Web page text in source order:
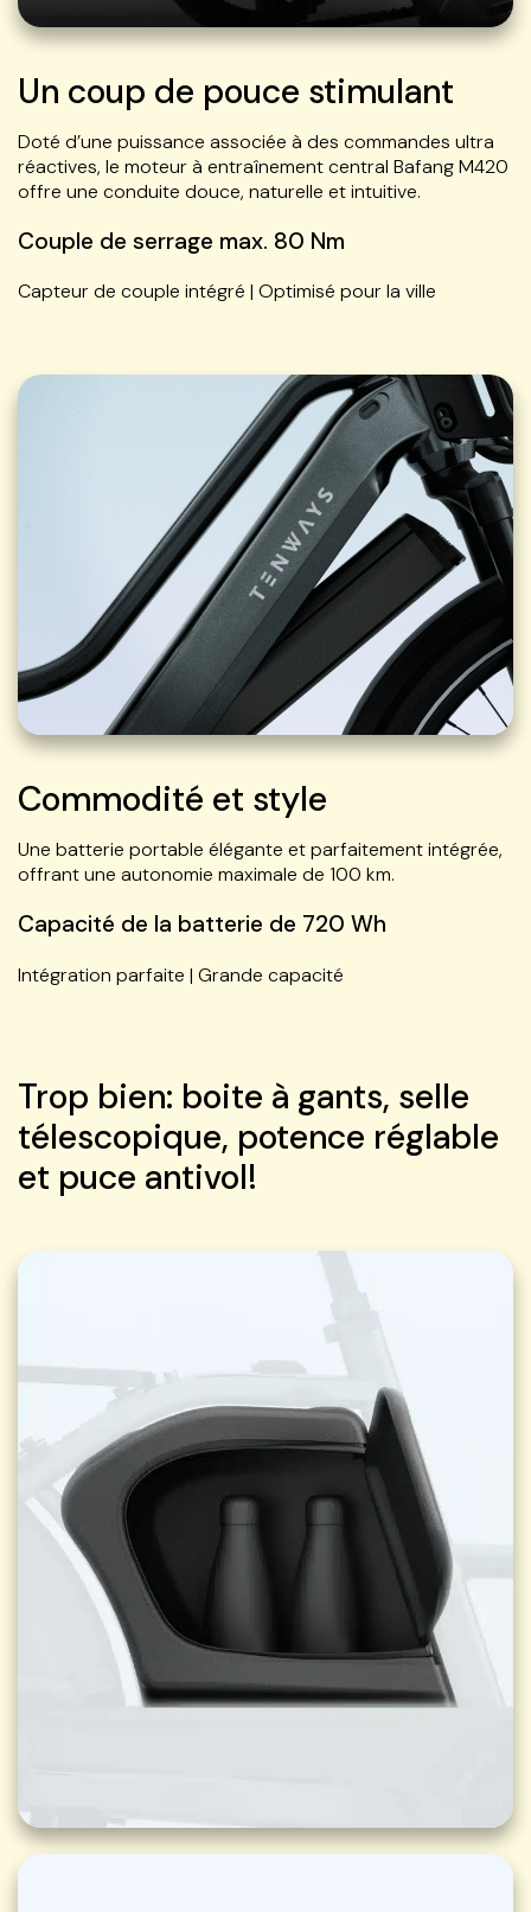
Un coup de pouce stimulant
Doté d’une puissance associée à des commandes ultra
réactives, le moteur à entraînement central Bafang M420
offre une conduite douce, naturelle et intuitive.
Couple de serrage max. 80 Nm
Capteur de couple intégré | Optimisé pour la ville
Commodité et style
Une batterie portable élégante et parfaitement intégrée,
offrant une autonomie maximale de 100 km.
Capacité de la batterie de 720 Wh
Intégration parfaite | Grande capacité
Trop bien: boite à gants, selle
télescopique, potence réglable
et puce antivol!